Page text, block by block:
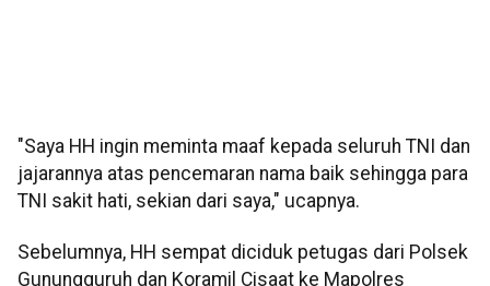
"Saya HH ingin meminta maaf kepada seluruh TNI dan
jajarannya atas pencemaran nama baik sehingga para
TNI sakit hati, sekian dari saya," ucapnya.
Sebelumnya, HH sempat diciduk petugas dari Polsek
Gunungguruh dan Koramil Cisaat ke Mapolres